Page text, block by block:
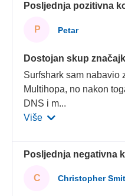
Posljednja pozitivna
P Petar
Dostojan skup
Surfshark sam nabavio
Multihopa, no nakon
DNS i m...
Više
Posljednja negativna
C Christopher